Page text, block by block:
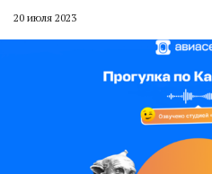
20 июля 2023